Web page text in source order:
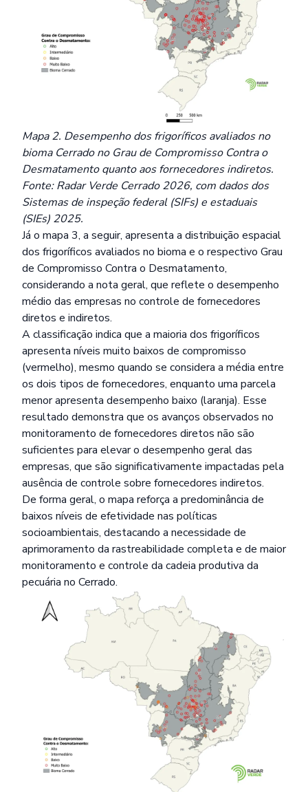
Mapa 2. Desempenho dos frigoríficos avaliados no
bioma Cerrado no Grau de Compromisso Contra o
Desmatamento quanto aos fornecedores indiretos.
Fonte: Radar Verde Cerrado 2026, com dados dos
Sistemas de inspeção federal (SIFs) e estaduais
(SIEs) 2025.
Já o mapa 3, a seguir, apresenta a distribuição espacial
dos frigoríficos avaliados no bioma e o respectivo Grau
de Compromisso Contra o Desmatamento,
considerando a nota geral, que reflete o desempenho
médio das empresas no controle de fornecedores
diretos e indiretos.
A classificação indica que a maioria dos frigoríficos
apresenta níveis muito baixos de compromisso
(vermelho), mesmo quando se considera a média entre
os dois tipos de fornecedores, enquanto uma parcela
menor apresenta desempenho baixo (laranja). Esse
resultado demonstra que os avanços observados no
monitoramento de fornecedores diretos não são
suficientes para elevar o desempenho geral das
empresas, que são significativamente impactadas pela
ausência de controle sobre fornecedores indiretos.
De forma geral, o mapa reforça a predominância de
baixos níveis de efetividade nas políticas
socioambientais, destacando a necessidade de
aprimoramento da rastreabilidade completa e de maior
monitoramento e controle da cadeia produtiva da
pecuária no Cerrado.